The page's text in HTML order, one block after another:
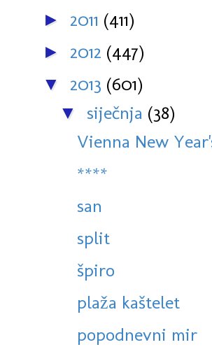
► 2011 (411)
► 2012 (447)
▼ 2013 (601)
▼ siječnja (38)
Vienna New
****
san
split
špiro
plaža kaštelet
popodnevni mir